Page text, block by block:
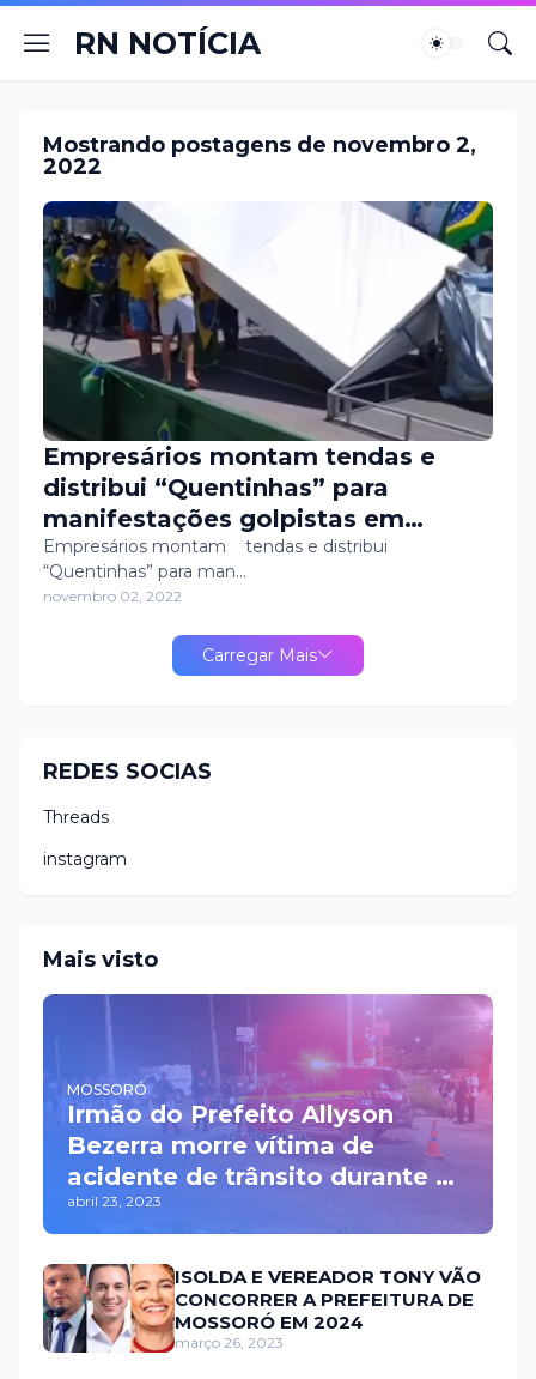
RN NOTÍCIA
Mostrando postagens de novembro 2,
2022
Empresários montam tendas e
distribui “Quentinhas” para
manifestações golpistas em
Mossoró
Empresários montam tendas e distribui
“Quentinhas” para man…
novembro 02, 2022
Carregar Mais
REDES SOCIAS
Threads
instagram
Mais visto
MOSSORÓ
Irmão do Prefeito Allyson
Bezerra morre vítima de
acidente de trânsito durante a
madrugada na BR 110 em
Mossoró
abril 23, 2023
ISOLDA E VEREADOR TONY VÃO
CONCORRER A PREFEITURA DE
MOSSORÓ EM 2024
março 26, 2023